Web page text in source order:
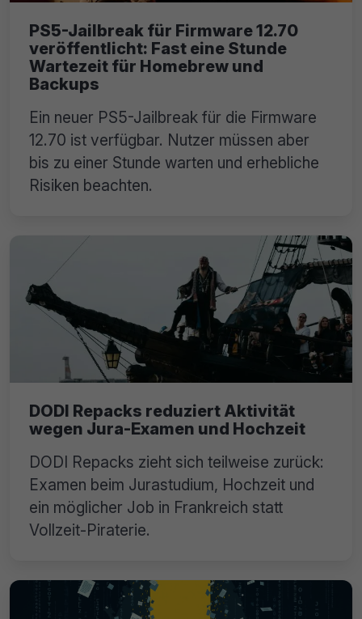
PS5-Jailbreak für Firmware 12.70
veröffentlicht: Fast eine Stunde
Wartezeit für Homebrew und
Backups
Ein neuer PS5-Jailbreak für die Firmware
12.70 ist verfügbar. Nutzer müssen aber
bis zu einer Stunde warten und erhebliche
Risiken beachten.
DODI Repacks reduziert Aktivität
wegen Jura-Examen und Hochzeit
DODI Repacks zieht sich teilweise zurück:
Examen beim Jurastudium, Hochzeit und
ein möglicher Job in Frankreich statt
Vollzeit-Piraterie.